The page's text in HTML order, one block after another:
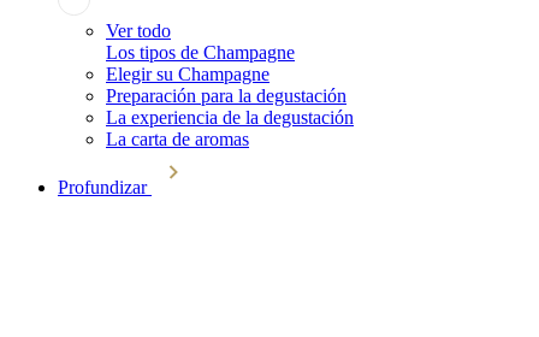
Ver todo
Los tipos de Champagne
Elegir su Champagne
Preparación para la degustación
La experiencia de la degustación
La carta de aromas
Profundizar